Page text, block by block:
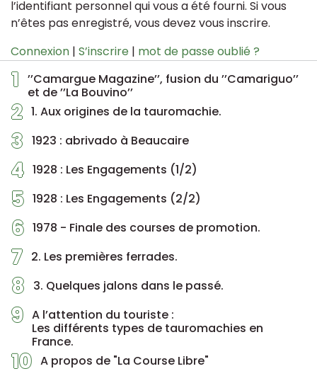
1 ’’Camargue Magazine’’, fusion du ’’Camariguo’’
et de ’’La Bouvino’’
2 1. Aux origines de la tauromachie.
3 1923 : abrivado à Beaucaire
4 1928 : Les Engagements (1/2)
5 1928 : Les Engagements (2/2)
6 1978 - Finale des courses de promotion.
7 2. Les premières ferrades.
8 3. Quelques jalons dans le passé.
9 A l’attention du touriste :
Les différents types de tauromachies en
France.
10 A propos de "La Course Libre"
l’identifiant personnel qui vous a été fourni. Si vous
n’êtes pas enregistré, vous devez vous inscrire.
Connexion | S’inscrire | mot de passe oublié ?